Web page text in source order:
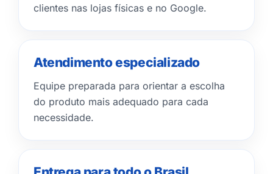
clientes nas lojas físicas e no Google.
Atendimento especializado
Equipe preparada para orientar a escolha
do produto mais adequado para cada
necessidade.